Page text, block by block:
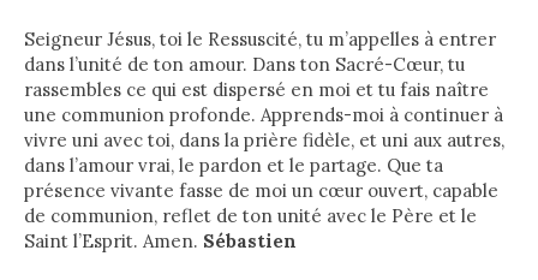
Seigneur Jésus, toi le Ressuscité, tu m’appelles à entrer
dans l’unité de ton amour. Dans ton Sacré-Cœur, tu
rassembles ce qui est dispersé en moi et tu fais naître
une communion profonde. Apprends-moi à continuer à
vivre uni avec toi, dans la prière fidèle, et uni aux autres,
dans l’amour vrai, le pardon et le partage. Que ta
présence vivante fasse de moi un cœur ouvert, capable
de communion, reflet de ton unité avec le Père et le
Saint l’Esprit. Amen. Sébastien